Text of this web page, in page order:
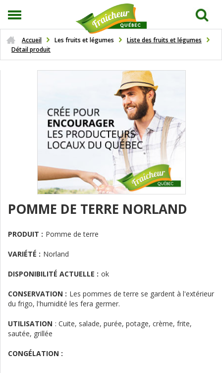
Accueil Les fruits et légumes
Liste des fruits et légumes
Détail produit
POMME DE TERRE NORLAND
PRODUIT : Pomme de terre
VARIÉTÉ : Norland
DISPONIBILITÉ ACTUELLE : ok
CONSERVATION : Les pommes de terre se gardent à l'extérieur
du frigo, l'humidité les fera germer.
UTILISATION : Cuite, salade, purée, potage, crème, frite,
sautée, grillée
CONGÉLATION :